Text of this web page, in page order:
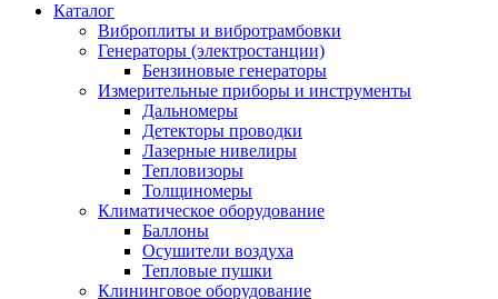
Каталог
Виброплиты и вибротрамбовки
Генераторы (электростанции)
Бензиновые генераторы
Измерительные приборы и инструменты
Дальномеры
Детекторы проводки
Лазерные нивелиры
Тепловизоры
Толщиномеры
Климатическое оборудование
Баллоны
Осушители воздуха
Тепловые пушки
Клининговое оборудование